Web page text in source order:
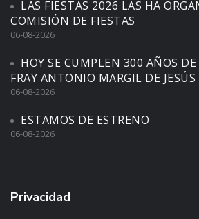
LAS FIESTAS 2026 LAS HA
COMISIÓN DE FIESTAS
06-08-2026
HOY SE CUMPLEN 300 AÑOS
FRAY ANTONIO MARGIL DE JESÚS
06-08-2026
ESTAMOS DE ESTRENO
06-08-2026
Privacidad